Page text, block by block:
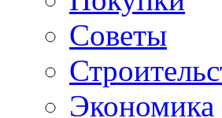
Советы
Экономика